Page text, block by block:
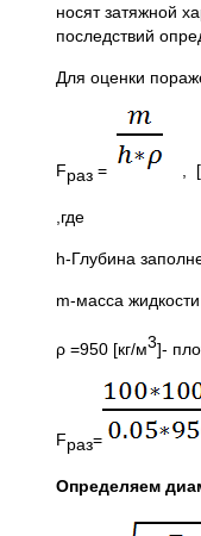
носят затяжной
последствий
Для оценки
Fраз = ,
,где
h-Глубина
m-масса жидкости
ρ =950 [кг/м3]-
Fраз=
Определяем